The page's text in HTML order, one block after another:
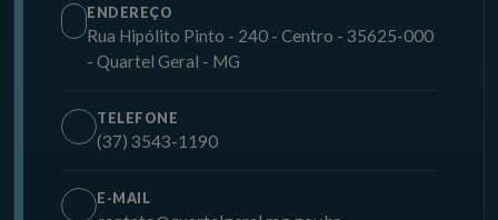
ENDEREÇO
Rua Hipólito Pinto - 240 - Centro - 35625-000
- Quartel Geral - MG
TELEFONE
(37) 3543-1190
E-MAIL